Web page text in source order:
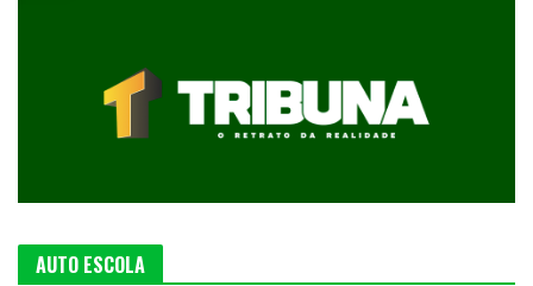
AUTO ESCOLA